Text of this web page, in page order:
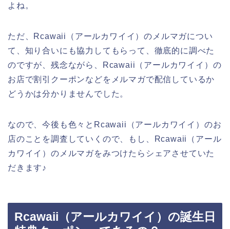
よね。
ただ、Rcawaii（アールカワイイ）のメルマガについ
て、知り合いにも協力してもらって、徹底的に調べた
のですが、残念ながら、Rcawaii（アールカワイイ）の
お店で割引クーポンなどをメルマガで配信しているか
どうかは分かりませんでした。
なので、今後も色々とRcawaii（アールカワイイ）のお
店のことを調査していくので、もし、Rcawaii（アール
カワイイ）のメルマガをみつけたらシェアさせていた
だきます♪
Rcawaii（アールカワイイ）の誕生日